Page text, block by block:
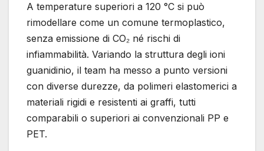
A temperature superiori a 120 °C si può
rimodellare come un comune termoplastico,
senza emissione di CO₂ né rischi di
infiammabilità. Variando la struttura degli ioni
guanidinio, il team ha messo a punto versioni
con diverse durezze, da polimeri elastomerici a
materiali rigidi e resistenti ai graffi, tutti
comparabili o superiori ai convenzionali PP e
PET.